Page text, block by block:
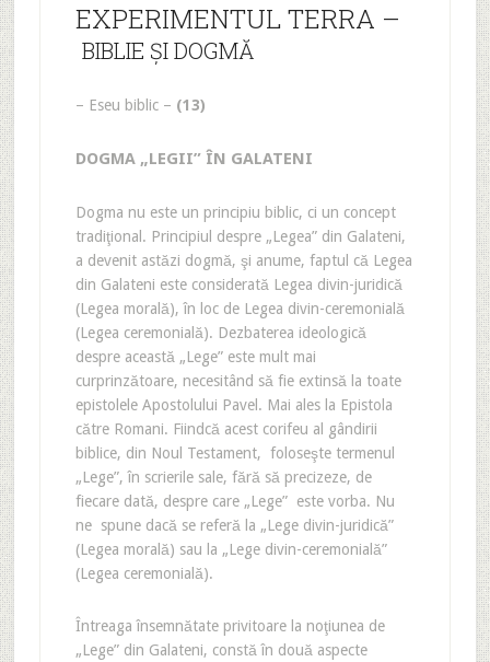
EXPERIMENTUL TERRA –
BIBLIE ŞI DOGMĂ
– Eseu biblic – (13)
DOGMA „LEGII” ÎN GALATENI
Dogma nu este un principiu biblic, ci un concept
tradiţional. Principiul despre „Legea” din Galateni,
a devenit astăzi dogmă, şi anume, faptul că Legea
din Galateni este considerată Legea divin-juridică
(Legea morală), în loc de Legea divin-ceremonială
(Legea ceremonială). Dezbaterea ideologică
despre această „Lege” este mult mai
curprinzătoare, necesitând să fie extinsă la toate
epistolele Apostolului Pavel. Mai ales la Epistola
către Romani. Fiindcă acest corifeu al gândirii
biblice, din Noul Testament, foloseşte termenul
„Lege”, în scrierile sale, fără să precizeze, de
fiecare dată, despre care „Lege” este vorba. Nu
ne spune dacă se referă la „Lege divin-juridică”
(Legea morală) sau la „Lege divin-ceremonială”
(Legea ceremonială).
Întreaga însemnătate privitoare la noţiunea de
„Lege” din Galateni, constă în două aspecte